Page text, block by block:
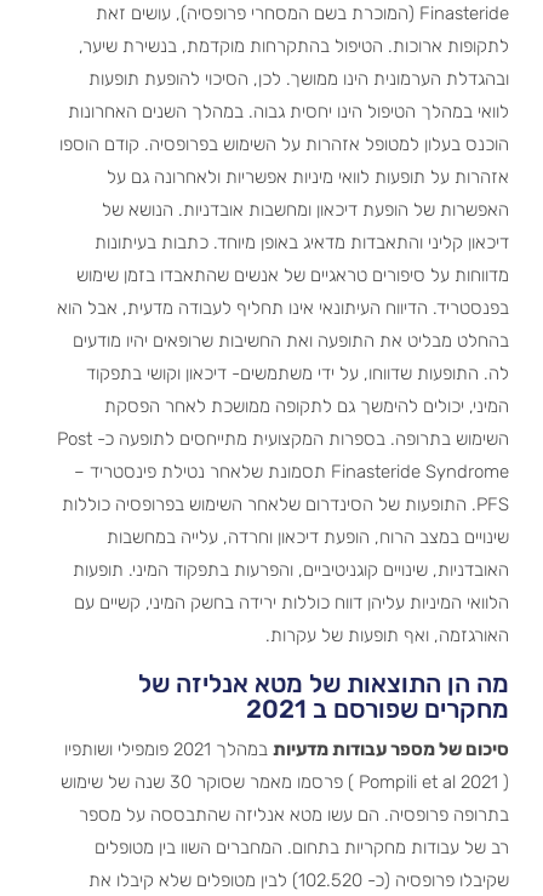
Finasteride (המוכרת בשם המסחרי פרופסיה), עושים זאת
לתקופות ארוכות. הטיפול בהתקרחות מוקדמת, בנשירת שיער,
ובהגדלת הערמונית הינו ממושך. לכן, הסיכוי להופעת תופעות
לוואי במהלך הטיפול הינו יחסית גבוה. במהלך השנים האחרונות
הוכנס בעלון למטופל אזהרות על השימוש בפרופסיה. קודם הוספו
אזהרות על תופעות לוואי מיניות אפשריות ולאחרונה גם על
האפשרות של הופעת דיכאון ומחשבות אובדניות. הנושא של
דיכאון קליני והתאבדות מדאיג באופן מיוחד. כתבות בעיתונות
מדווחות על סיפורים טראגיים של אנשים שהתאבדו בזמן שימוש
בפנסטריד. הדיווח העיתונאי אינו תחליף לעבודה מדעית, אבל הוא
בהחלט מבליט את התופעה ואת החשיבות שרופאים יהיו מודעים
לה. התופעות שדווחו, על ידי משתמשים- דיכאון וקושי בתפקוד
המיני, יכולים להימשך גם לתקופה ממושכת לאחר הפסקת
השימוש בתרופה. בספרות המקצועית מתייחסים לתופעה כ- Post
Finasteride Syndrome תסמונת שלאחר נטילת פינסטריד –
PFS. התופעות של הסינדרום שלאחר השימוש בפרופסיה כוללות
שינויים במצב הרוח, הופעת דיכאון וחרדה, עלייה במחשבות
האובדניות, שינויים קוגניטיביים, והפרעות בתפקוד המיני. תופעות
הלוואי המיניות עליהן דווח כוללות ירידה בחשק המיני, קשיים עם
האורגזמה, ואף תופעות של עקרות.
מה הן התוצאות של מטא אנליזה של
מחקרים שפורסם ב 2021
סיכום של מספר עבודות מדעיות
במהלך 2021 פומפילי ושותפיו
( Pompili et al 2021 ) פרסמו מאמר שסוקר 30 שנה של שימוש
בתרופה פרופסיה. הם עשו מטא אנליזה שהתבססה על מספר
רב של עבודות מחקריות בתחום. המחברים השוו בין מטופלים
שקיבלו פרופסיה (כ- 102.520) לבין מטופלים שלא קיבלו את